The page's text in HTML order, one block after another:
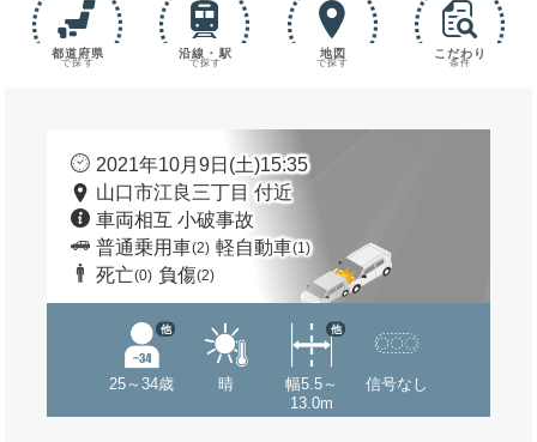
都道府県
で探す
沿線・駅
で探す
地図
で探す
こだわり
条件
2021年10月9日(土)15:35
山口市江良三丁目 付近
車両相互 小破事故
普通乗用車(2) 軽自動車(1)
死亡(0) 負傷(2)
25～34歳
他
晴
幅5.5～
13.0m
他
信号なし